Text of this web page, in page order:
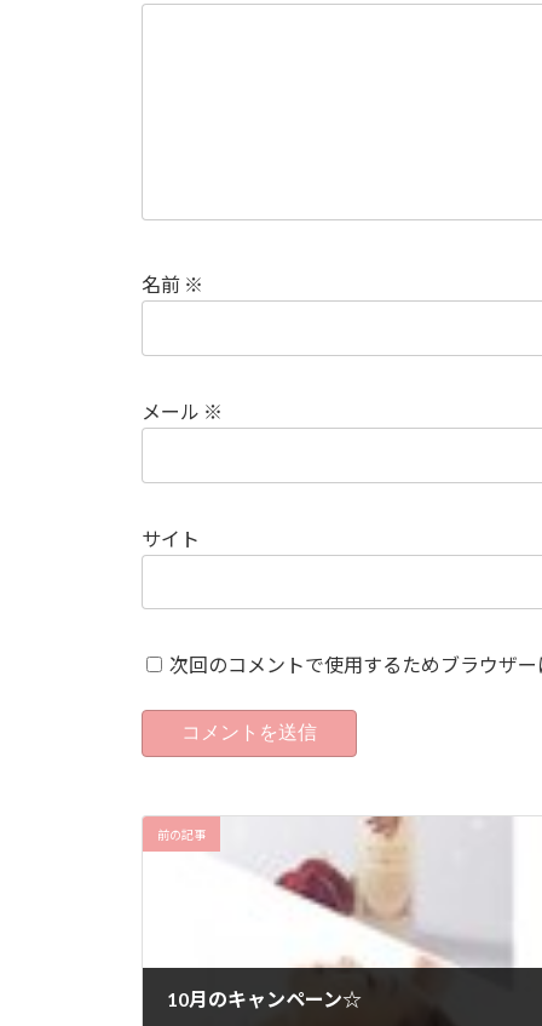
名前 ※
メール ※
サイト
次回のコメントで使用するためブラウザ
前の記事
10月のキャンペーン☆